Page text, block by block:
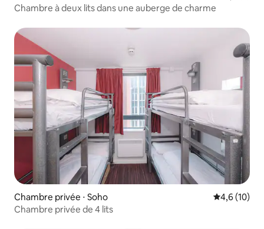
Chambre à deux lits dans une auberge de charme
Chambre privée ⋅ Soho Évaluation
4,6 (10)
Chambre privée de 4 lits